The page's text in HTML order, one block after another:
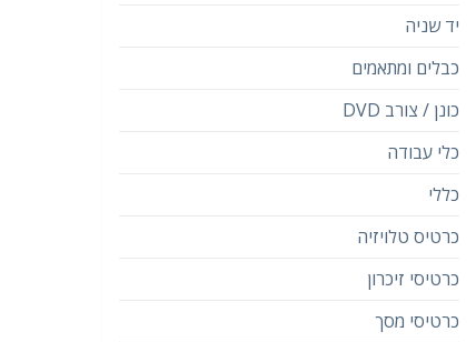
יד שניה
כבלים ומתאמים
כונן / צורב DVD
כלי עבודה
כללי
כרטיס טלויזיה
כרטיסי זיכרון
כרטיסי מסך